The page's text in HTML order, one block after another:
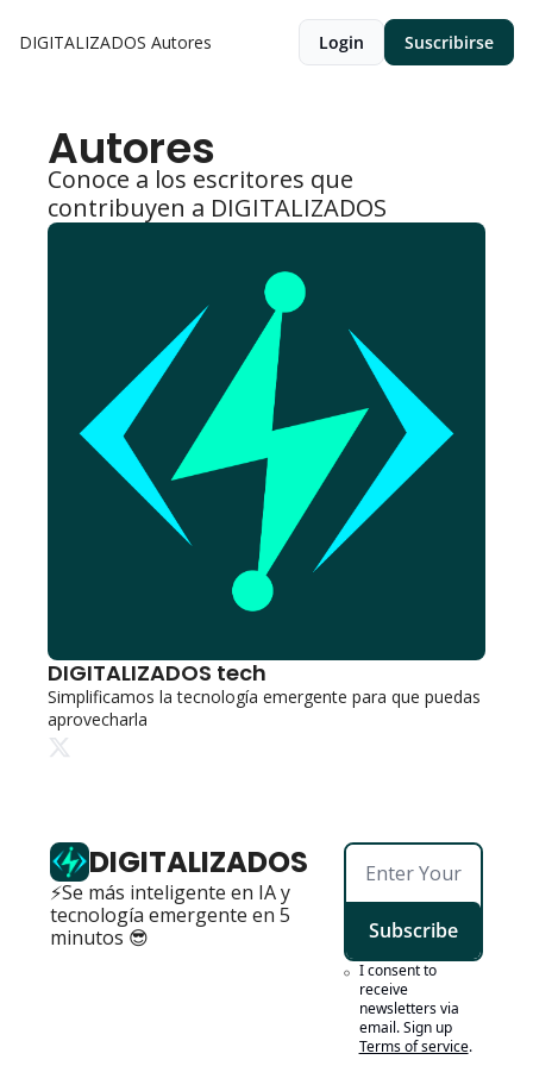
DIGITALIZADOS Autores Login Suscribirse
Autores
Conoce a los escritores que
contribuyen a DIGITALIZADOS
DIGITALIZADOS tech
Simplificamos la tecnología emergente para que puedas
aprovecharla
DIGITALIZADOS
⚡Se más inteligente en IA y
tecnología emergente en 5
minutos 😎
Subscribe
I consent to
receive
newsletters via
email. Sign up
Terms of service.